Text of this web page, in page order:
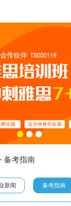
备考指南
新闻 备考指南